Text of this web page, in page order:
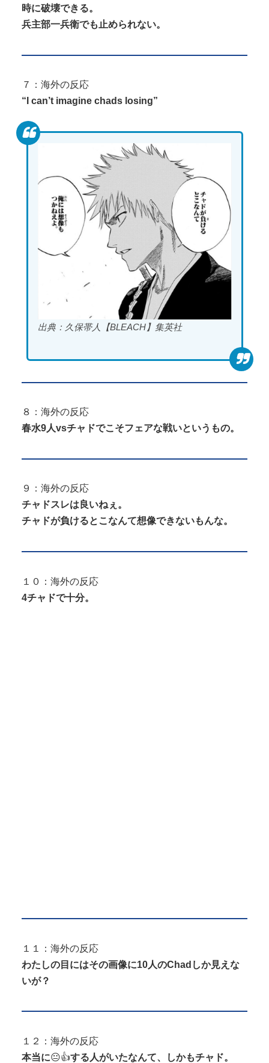
時に破壊できる。
兵主部一兵衛でも止められない。
７：海外の反応
“I can’t imagine chads losing”
出典：久保帯人【BLEACH】集英社
８：海外の反応
春水9人vsチャドでこそフェアな戦いというもの。
９：海外の反応
チャドスレは良いねぇ。
チャドが負けるとこなんて想像できないもんな。
１０：海外の反応
4チャドで十分。
１１：海外の反応
わたしの目にはその画像に10人のChadしか見えな
いが？
１２：海外の反応
本当に😐👍する人がいたなんて、しかもチャド。